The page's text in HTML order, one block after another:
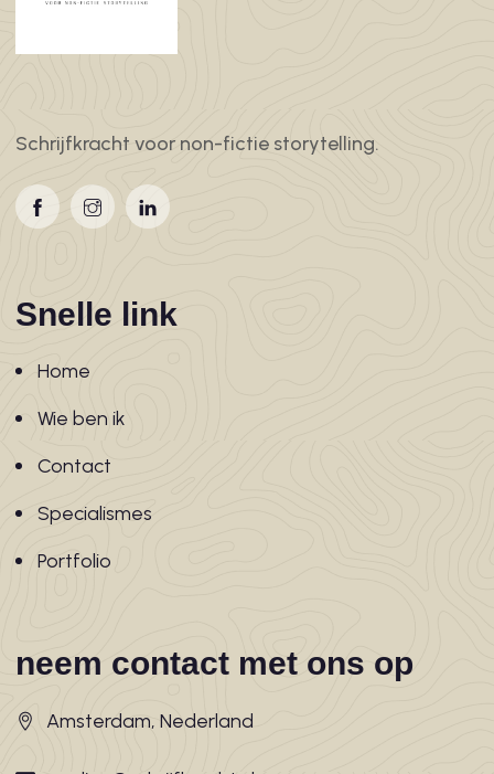
Schrijfkracht voor non-fictie storytelling.
Snelle link
Home
Wie ben ik
Contact
Specialismes
Portfolio
neem contact met ons op
Amsterdam, Nederland